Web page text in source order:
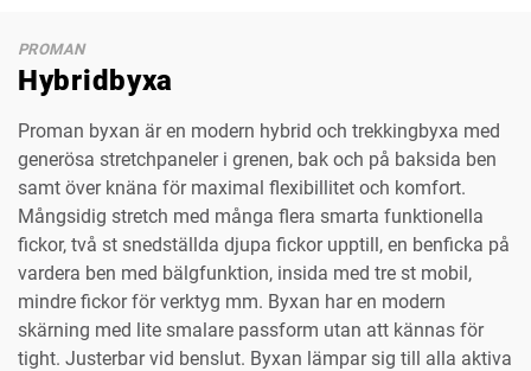
PROMAN
Hybridbyxa
Proman byxan är en modern hybrid och trekkingbyxa med
generösa stretchpaneler i grenen, bak och på baksida ben
samt över knäna för maximal flexibillitet och komfort.
Mångsidig stretch med många flera smarta funktionella
fickor, två st snedställda djupa fickor upptill, en benficka på
vardera ben med bälgfunktion, insida med tre st mobil,
mindre fickor för verktyg mm. Byxan har en modern
skärning med lite smalare passform utan att kännas för
tight. Justerbar vid benslut. Byxan lämpar sig till alla aktiva